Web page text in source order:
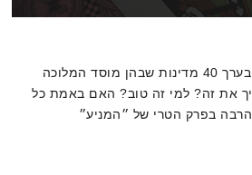
כמה שזה נשמע מוזר, יש בערך 40 מדינות שבהן מוסד המלוכה
את זה? למי זה טוב? האם באמת כל
בפרק הטרי של ״המניע״